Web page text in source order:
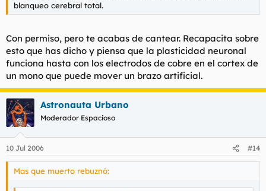
blanqueo cerebral total.
Con permiso, pero te acabas de cantear. Recapacita sobre
esto que has dicho y piensa que la plasticidad neuronal
funciona hasta con los electrodos de cobre en el cortex de
un mono que puede mover un brazo artificial.
Astronauta Urbano
Moderador Espacioso
10 Jul 2006 #14
Mas que muerto rebuznó: